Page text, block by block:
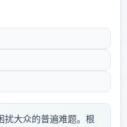
扰大众的普遍难题。根